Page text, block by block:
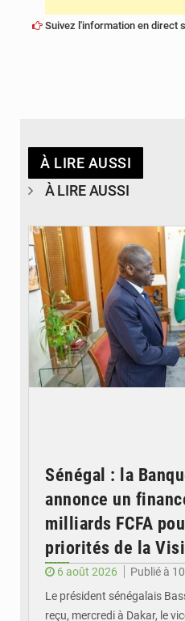
Suivez l'information en direct
À LIRE AUSSI
À LIRE AUSSI
Sénégal : la
annonce un
milliards FCFA
priorités de la
6 août 2026
Publié à
Le président sénégalais
reçu, mercredi à Dakar, le